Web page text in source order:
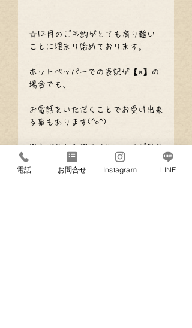
☆12月のご予約がとても有り難い
ことに埋まり始めております。
ホットペッパーでの表記が【×】の
場合でも、
お電話をいただくことでお受け出来
る事もあります(^o^)
※必ず承れる訳ではないのでご了承
ください※
電話 お問合せ Instagram LINE